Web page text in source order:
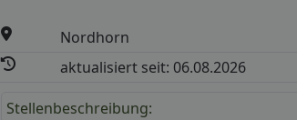
Nordhorn
aktualisiert seit: 06.08.2026
Stellenbeschreibung: